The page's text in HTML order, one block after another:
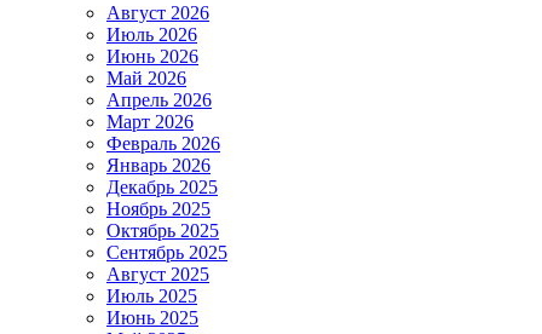
Август 2026
Июль 2026
Июнь 2026
Май 2026
Апрель 2026
Март 2026
Февраль 2026
Январь 2026
Декабрь 2025
Ноябрь 2025
Октябрь 2025
Сентябрь 2025
Август 2025
Июль 2025
Июнь 2025